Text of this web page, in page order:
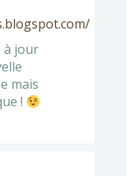
à jour
mais
!